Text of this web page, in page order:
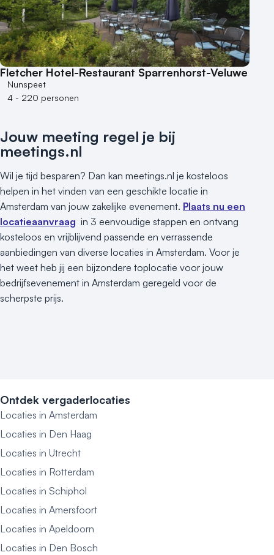
Fletcher Hotel-Restaurant Sparrenhorst-Veluwe
Nunspeet
4 - 220 personen
Jouw meeting regel je bij
meetings.nl
Wil je tijd besparen? Dan kan meetings.nl je kosteloos
helpen in het vinden van een geschikte locatie in
Amsterdam van jouw zakelijke evenement. Plaats nu een
locatieaanvraag in 3 eenvoudige stappen en ontvang
kosteloos en vrijblijvend passende en verrassende
aanbiedingen van diverse locaties in Amsterdam. Voor je
het weet heb jij een bijzondere toplocatie voor jouw
bedrijfsevenement in Amsterdam geregeld voor de
scherpste prijs.
Ontdek vergaderlocaties
Locaties in Amsterdam
Locaties in Den Haag
Locaties in Utrecht
Locaties in Rotterdam
Locaties in Schiphol
Locaties in Amersfoort
Locaties in Apeldoorn
Locaties in Den Bosch